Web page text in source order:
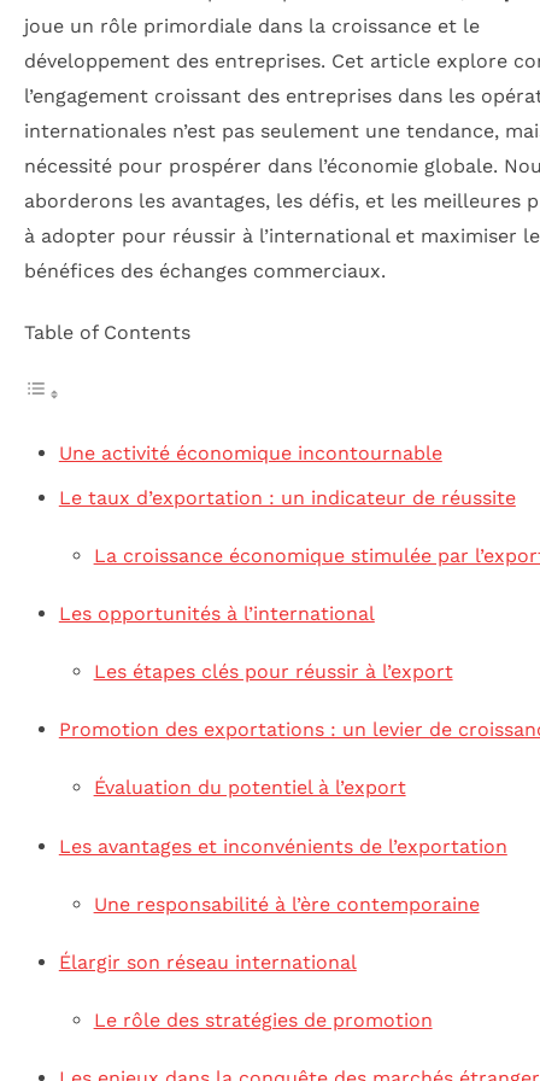
joue un rôle primordiale dans la croissance et le
développement des entreprises. Cet article explore
l’engagement croissant des entreprises dans les
internationales n’est pas seulement une tendance,
nécessité pour prospérer dans l’économie globale.
aborderons les avantages, les défis, et les meilleures
à adopter pour réussir à l’international et maximiser
bénéfices des échanges commerciaux.
Table of Contents
Une activité économique incontournable
Le taux d’exportation : un indicateur de réussite
La croissance économique stimulée par
Les opportunités à l’international
Les étapes clés pour réussir à l’export
Promotion des exportations : un levier de
Évaluation du potentiel à l’export
Les avantages et inconvénients de l’exportation
Une responsabilité à l’ère contemporaine
Élargir son réseau international
Le rôle des stratégies de promotion